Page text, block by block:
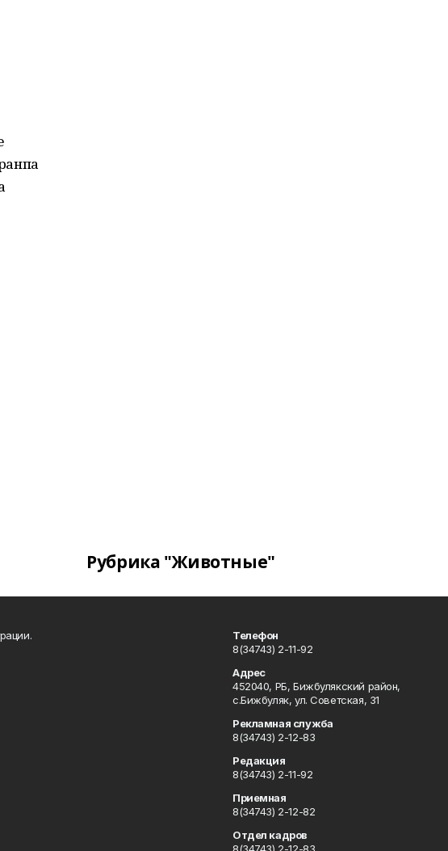
Рубрика "Животные"
Телефон
8(34743) 2-11-92
Адрес
452040, РБ, Бижбулякский район,
с.Бижбуляк, ул. Советская, 31
Рекламная служба
8(34743) 2-12-83
Редакция
8(34743) 2-11-92
Приемная
8(34743) 2-12-82
Отдел кадров